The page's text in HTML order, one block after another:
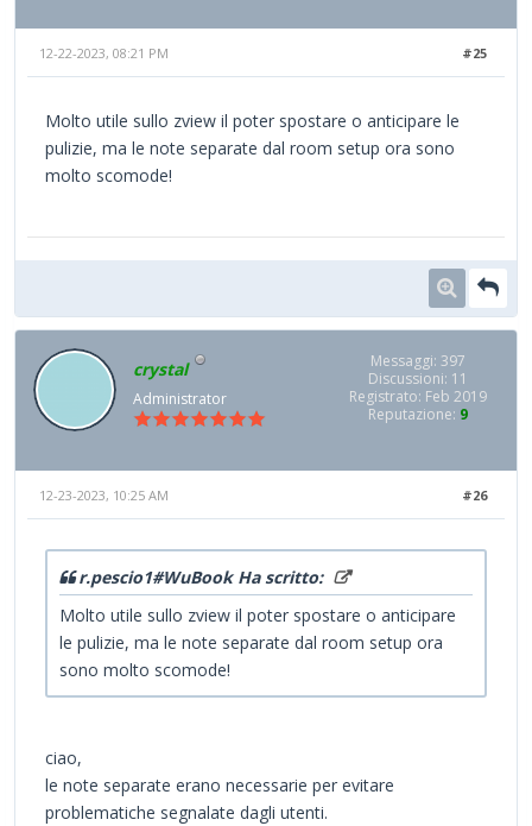
#25
12-22-2023, 08:21 PM
Molto utile sullo zview il poter spostare o anticipare le
pulizie, ma le note separate dal room setup ora sono
molto scomode!
crystal
Administrator
Messaggi: 397
Discussioni: 11
Registrato: Feb 2019
Reputazione: 9
#26
12-23-2023, 10:25 AM
r.pescio1#WuBook Ha scritto:
Molto utile sullo zview il poter spostare o anticipare
le pulizie, ma le note separate dal room setup ora
sono molto scomode!
ciao,
le note separate erano necessarie per evitare
problematiche segnalate dagli utenti.